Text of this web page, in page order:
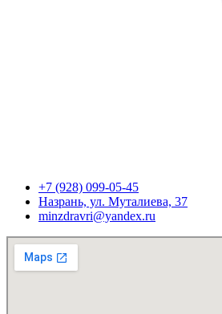
+7 (928) 099-05-45
Назрань, ул. Муталиева, 37
minzdravri@yandex.ru